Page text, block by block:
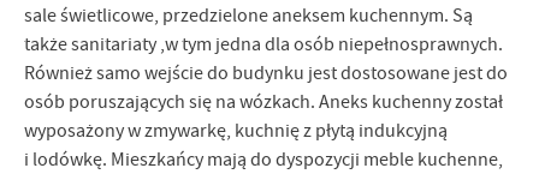
sale świetlicowe, przedzielone aneksem kuchennym. Są
także sanitariaty ,w tym jedna dla osób niepełnosprawnych.
Również samo wejście do budynku jest dostosowane jest do
osób poruszających się na wózkach. Aneks kuchenny został
wyposażony w zmywarkę, kuchnię z płytą indukcyjną
i lodówkę. Mieszkańcy mają do dyspozycji meble kuchenne,